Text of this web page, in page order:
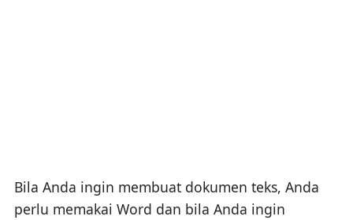
Bila Anda ingin membuat dokumen teks, Anda
perlu memakai Word dan bila Anda ingin